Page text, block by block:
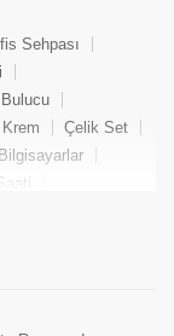
Sehpası
Bulucu
Çelik Set